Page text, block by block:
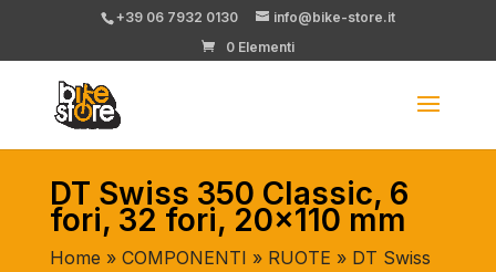
+39 06 7932 0130
info@bike-store.it
0 Elementi
DT Swiss 350 Classic, 6
fori, 32 fori, 20×110 mm
Home » COMPONENTI » RUOTE » DT Swiss